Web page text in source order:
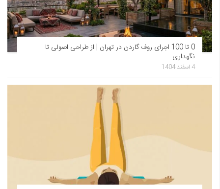
0 تا 100 اجرای روف گاردن در تهران | از طراحی اصولی تا
نگهداری
4 اسفند 1404